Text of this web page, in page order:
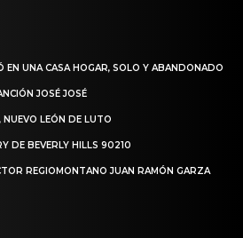
EN UNA CASA HOGAR, SOLO Y ABANDONADO
JOSÉ JOSÉ
NUEVO LEÓN DE LUTO
DE BEVERLY HILLS 90210
REGIOMONTANO JUAN RAMÓN GARZA